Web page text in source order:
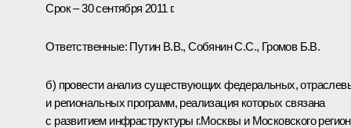
Срок – 30 сентября 2011 г.
Ответственные: Путин В.В.,Собянин С.С., Громов Б.В.
б) провести анализ существующих федеральных,
и региональных программ, реализация которых связана
с развитием инфраструктуры г.Москвы и Московского